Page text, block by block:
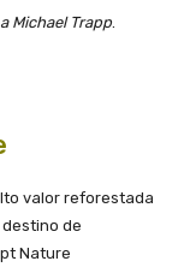
Michael Trapp.
valor reforestada
de
Nature